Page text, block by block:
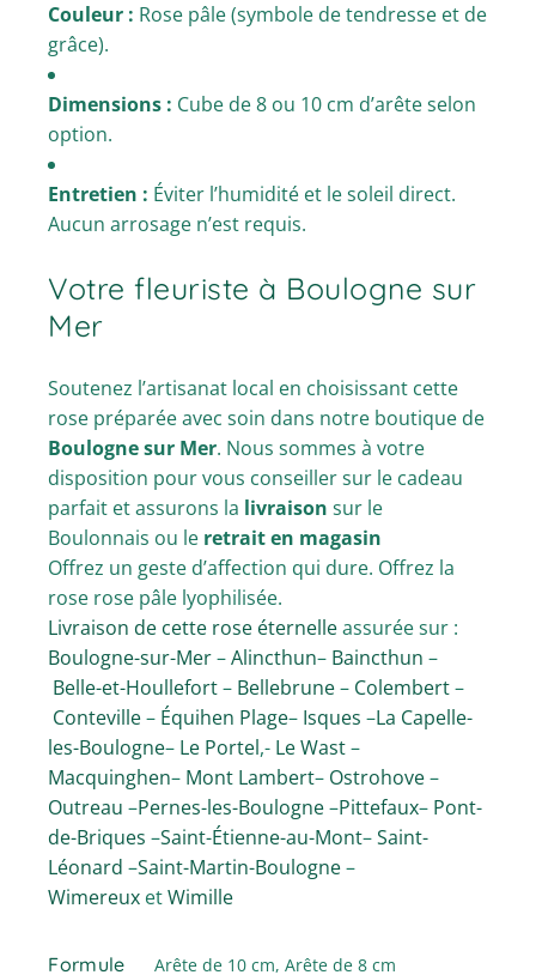
Couleur : Rose pâle (symbole de tendresse et de
grâce).
Dimensions : Cube de 8 ou 10 cm d’arête selon
option.
Entretien : Éviter l’humidité et le soleil direct.
Aucun arrosage n’est requis.
Votre fleuriste à Boulogne sur
Mer
Soutenez l’artisanat local en choisissant cette
rose préparée avec soin dans notre boutique de
Boulogne sur Mer. Nous sommes à votre
disposition pour vous conseiller sur le cadeau
parfait et assurons la livraison sur le
Boulonnais ou le retrait en magasin
Offrez un geste d’affection qui dure. Offrez la
rose rose pâle lyophilisée.
Livraison de cette rose éternelleassurée sur :
Boulogne-sur-Mer–Alincthun– Baincthun –
Belle-et-Houllefort– Bellebrune– Colembert–
Conteville– Équihen Plage– Isques –La Capelle-
les-Boulogne– Le Portel,- Le Wast–
Macquinghen– Mont Lambert– Ostrohove–
Outreau –Pernes-les-Boulogne–Pittefaux– Pont-
de-Briques –Saint-Étienne-au-Mont–Saint-
Léonard –Saint-Martin-Boulogne–
Wimereux etWimille
Formule Arête de 10 cm, Arête de 8 cm